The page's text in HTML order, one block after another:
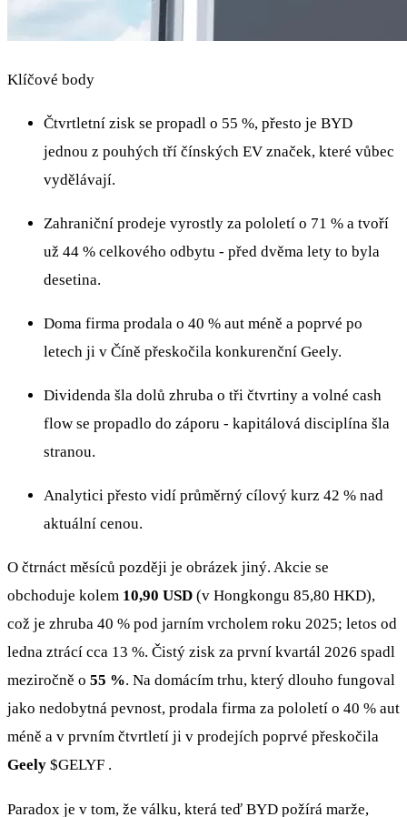
Klíčové body
Čtvrtletní zisk se propadl o 55 %, přesto je BYD
jednou z pouhých tří čínských EV značek, které vůbec
vydělávají.
Zahraniční prodeje vyrostly za pololetí o 71 % a tvoří
už 44 % celkového odbytu - před dvěma lety to byla
desetina.
Doma firma prodala o 40 % aut méně a poprvé po
letech ji v Číně přeskočila konkurenční Geely.
Dividenda šla dolů zhruba o tři čtvrtiny a volné cash
flow se propadlo do záporu - kapitálová disciplína šla
stranou.
Analytici přesto vidí průměrný cílový kurz 42 % nad
aktuální cenou.
O čtrnáct měsíců později je obrázek jiný. Akcie se
obchoduje kolem 10,90 USD (v Hongkongu 85,80 HKD),
což je zhruba 40 % pod jarním vrcholem roku 2025; letos od
ledna ztrácí cca 13 %. Čistý zisk za první kvartál 2026 spadl
meziročně o 55 %. Na domácím trhu, který dlouho fungoval
jako nedobytná pevnost, prodala firma za pololetí o 40 % aut
méně a v prvním čtvrtletí ji v prodejích poprvé přeskočila
Geely $GELYF .
Paradox je v tom, že válku, která teď BYD požírá marže,